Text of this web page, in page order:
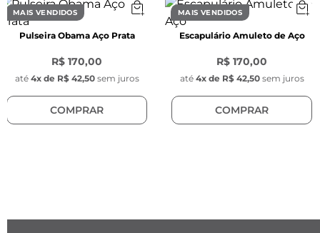
- Diâmetro: 8 mm
- Espessura do elo: 1,5 mm
- Cor: Prata
- Modelo: Bizantina
- Fecho lagosta de aço inoxidável na cor prata
Características do Pingente Key Design:
- Pingente redondo com gravação da chave da
MAIS VENDIDOS
Pulseira Obama Aço Prata
R$ 170,00
até 4x de R$ 42,50 sem juros
COMPRAR
MAIS VENDIDOS
Escapulário Amuleto de Aço
R$ 170,00
até 4x de R$ 42,50 sem juros
COMPRAR